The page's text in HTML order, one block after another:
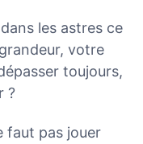
les astres ce
votre
toujours,
?
faut pas jouer